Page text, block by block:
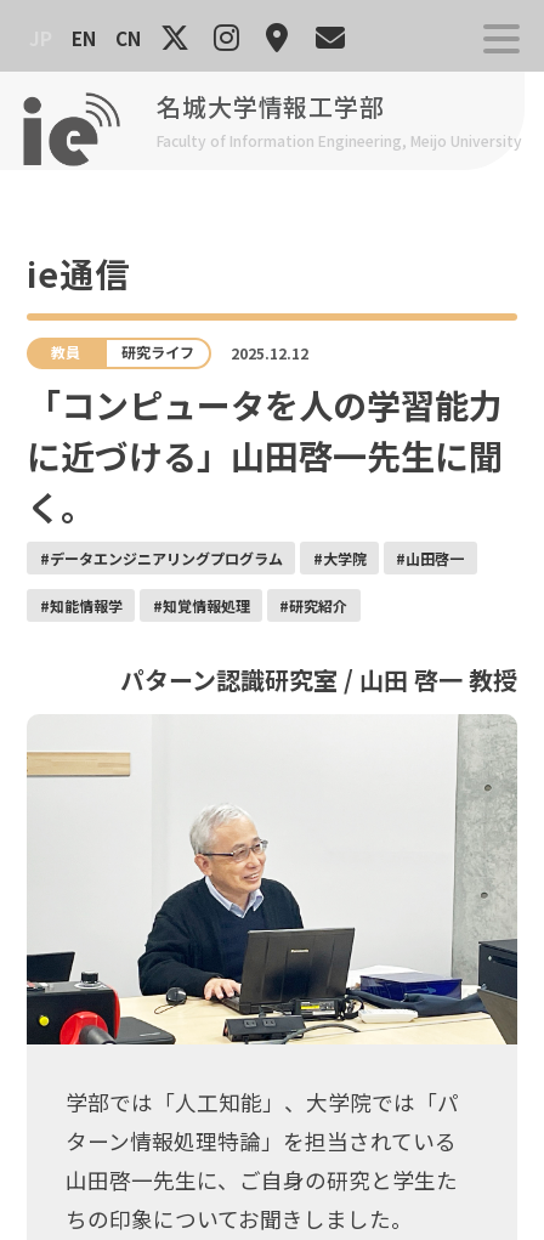
content
名城大学情報工学部
Faculty of Information Engineering, Meijo University
EN CN
ie通信
教員 研究ライフ 2025.12.12
「コンピュータを人の学習能力
に近づける」山田啓一先生に聞
く。
#データエンジニアリングプログラム #大学院 #山田啓一
#知能情報学 #知覚情報処理 #研究紹介
パターン認識研究室 / 山田 啓一 教授
学部では「人工知能」、大学院では「パ
ターン情報処理特論」を担当されている
山田啓一先生に、ご自身の研究と学生た
ちの印象についてお聞きしました。